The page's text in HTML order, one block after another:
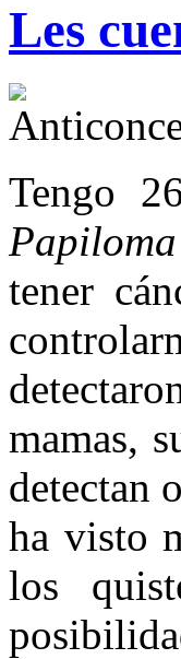
Les
Tengo
tener
mamas,
detectan
ha visto
los